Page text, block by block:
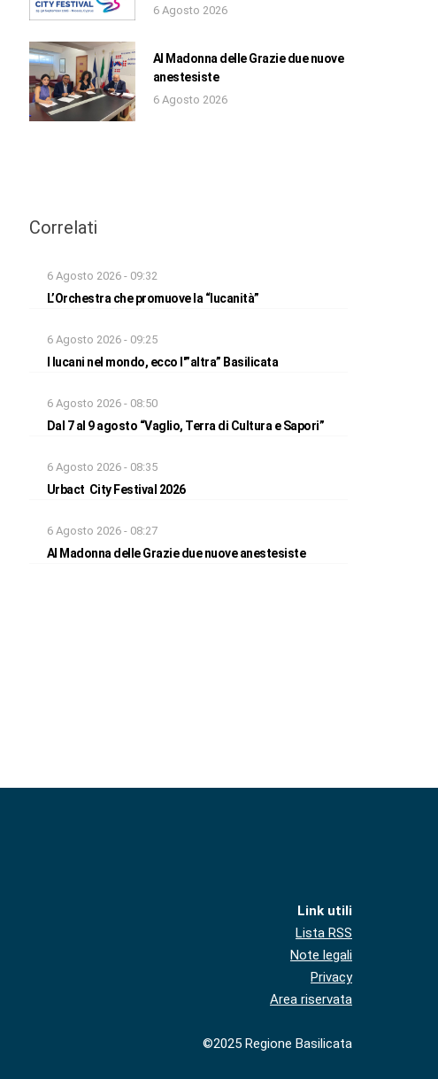
6 Agosto 2026
Al Madonna delle Grazie due nuove
anestesiste
6 Agosto 2026
Correlati
6 Agosto 2026 - 09:32
L’Orchestra che promuove la “lucanità”
6 Agosto 2026 - 09:25
I lucani nel mondo, ecco l'”altra” Basilicata
6 Agosto 2026 - 08:50
Dal 7 al 9 agosto “Vaglio, Terra di Cultura e Sapori”
6 Agosto 2026 - 08:35
Urbact City Festival 2026
6 Agosto 2026 - 08:27
Al Madonna delle Grazie due nuove anestesiste
Link utili
Lista RSS
Note legali
Privacy
Area riservata
©2025 Regione Basilicata